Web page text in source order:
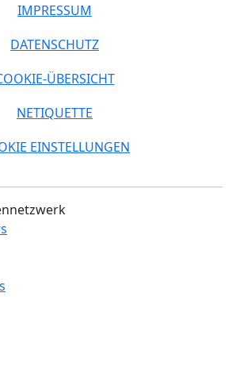
IMPRESSUM
DATENSCHUTZ
ÜBERSICHT
NETIQUETTE
EINSTELLUNGEN